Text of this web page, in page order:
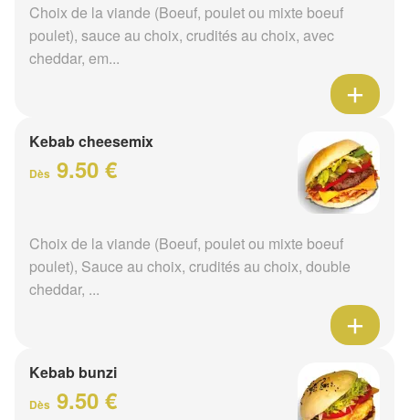
Choix de la viande (Boeuf, poulet ou mixte boeuf
poulet), sauce au choix, crudités au choix, avec
cheddar, em...
Kebab cheesemix
Dès 9.50 €
Choix de la viande (Boeuf, poulet ou mixte boeuf
poulet), Sauce au choix, crudités au choix, double
cheddar, ...
Kebab bunzi
Dès 9.50 €